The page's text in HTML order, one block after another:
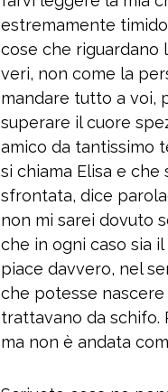
estremamente
cose che riguardano
veri, non come la
mandare tutto a voi,
superare il cuore
amico da tantissimo
si chiama Elisa e
sfrontata, dice
non mi sarei dovuto
che in ogni caso sia
piace davvero, nel
che potesse
trattavano da schifo.
ma non è andata